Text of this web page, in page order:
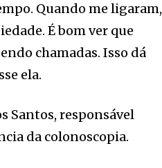
Quando me ligaram,
É bom ver que
chamadas. Isso dá
ela.
Santos, responsável
da colonoscopia.